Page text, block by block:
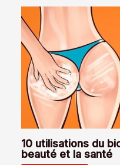
10 utilisations du
beauté et la santé